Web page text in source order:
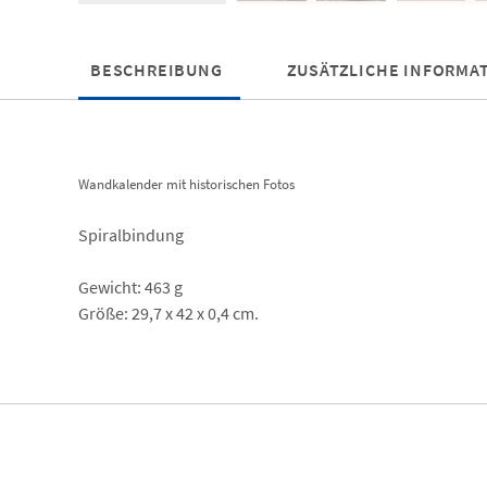
BESCHREIBUNG ZUSÄTZLICHE
Wandkalender mit historischen Fotos
Spiralbindung
Gewicht: 463 g
Größe: 29,7 x 42 x 0,4 cm.